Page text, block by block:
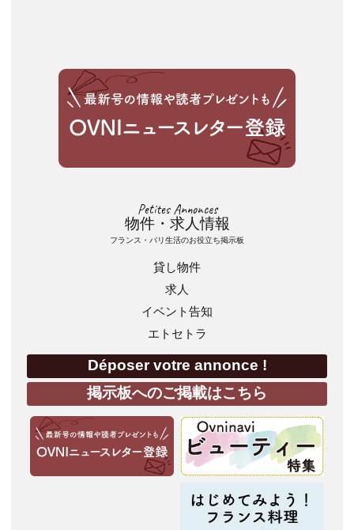
Petites Annonces
物件・求人情報
フランス・パリ生活のお役立ち掲示板
貸し物件
求人
イベント告知
エトセトラ
Déposer votre annonce !
掲示板へのご掲載はこちら